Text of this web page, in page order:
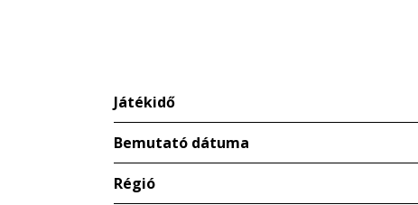
Játékidő
Bemutató dátuma
Régió